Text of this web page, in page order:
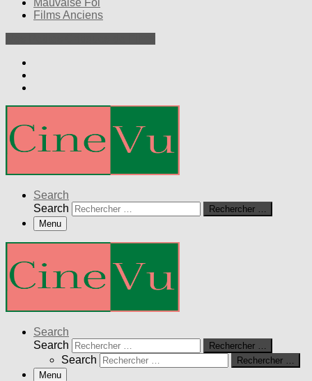
Mauvaise Foi
Films Anciens
Search
Search
Rechercher …
Menu
Search
Search
Rechercher …
Search
Rechercher …
Menu